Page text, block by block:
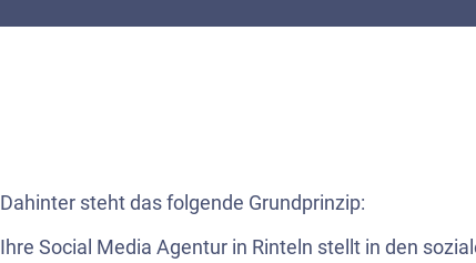
Dahinter steht das folgende Grundprinzip:
Ihre Social Media Agentur in Rinteln stellt in den